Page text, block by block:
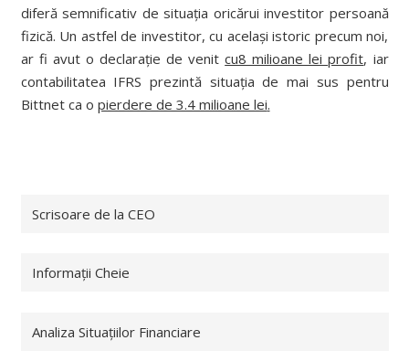
diferă semnificativ de situația oricărui investitor persoană
fizică. Un astfel de investitor, cu același istoric precum noi,
ar fi avut o declarație de venitcu8 milioane lei profit, iar
contabilitatea IFRS prezintă situația de mai sus pentru
Bittnet ca o pierdere de 3.4 milioane lei.
Scrisoare de la CEO
Informații Cheie
Analiza Situațiilor Financiare